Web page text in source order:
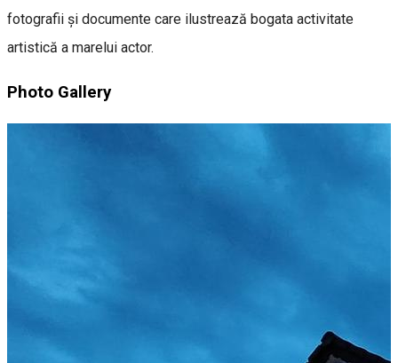
fotografii și documente care ilustrează bogata activitate
artistică a marelui actor.
Photo Gallery